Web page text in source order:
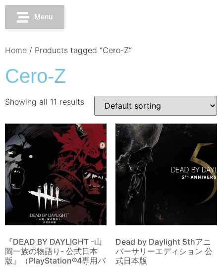
Menu
Home / Products tagged “Cero-Z”
Cero-Z
Showing all 11 results
『DEAD BY DAYLIGHT -山
岡一族の物語り- 公式日本
版』（PlayStation®︎4専用パ
Dead by Daylight 5thアニ
バーサリーエディション 公
式日本版